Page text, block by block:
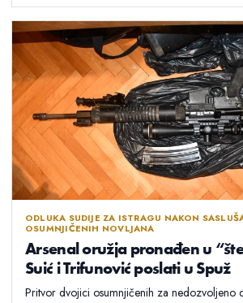
ODLUKA SUDIJE ZA ISTRAGU NAKON
OSUMNJIČENIH NOVLJANA
Arsenal oružja pronađen u
Suić i Trifunović poslati u Spuž
Pritvor dvojici osumnjičenih za nedozvoljeno